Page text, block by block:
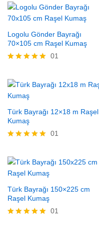
Logolu Gönder Bayrağı
70×105 cm Raşel Kumaş
oy aldı
01
Türk Bayrağı 12×18 m Raşel
Kumaş
oy aldı
01
Türk Bayrağı 150×225 cm
Raşel Kumaş
01